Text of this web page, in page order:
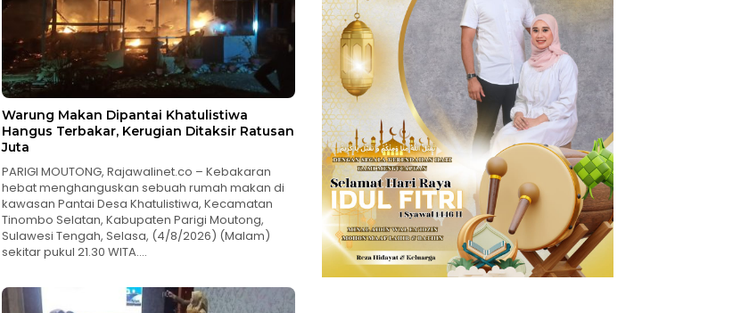
Warung Makan Dipantai Khatulistiwa
Hangus Terbakar, Kerugian Ditaksir Ratusan
Juta
PARIGI MOUTONG, Rajawalinet.co – Kebakaran
hebat menghanguskan sebuah rumah makan di
kawasan Pantai Desa Khatulistiwa, Kecamatan
Tinombo Selatan, Kabupaten Parigi Moutong,
Sulawesi Tengah, Selasa, (4/8/2026) (Malam)
sekitar pukul 21.30 WITA….